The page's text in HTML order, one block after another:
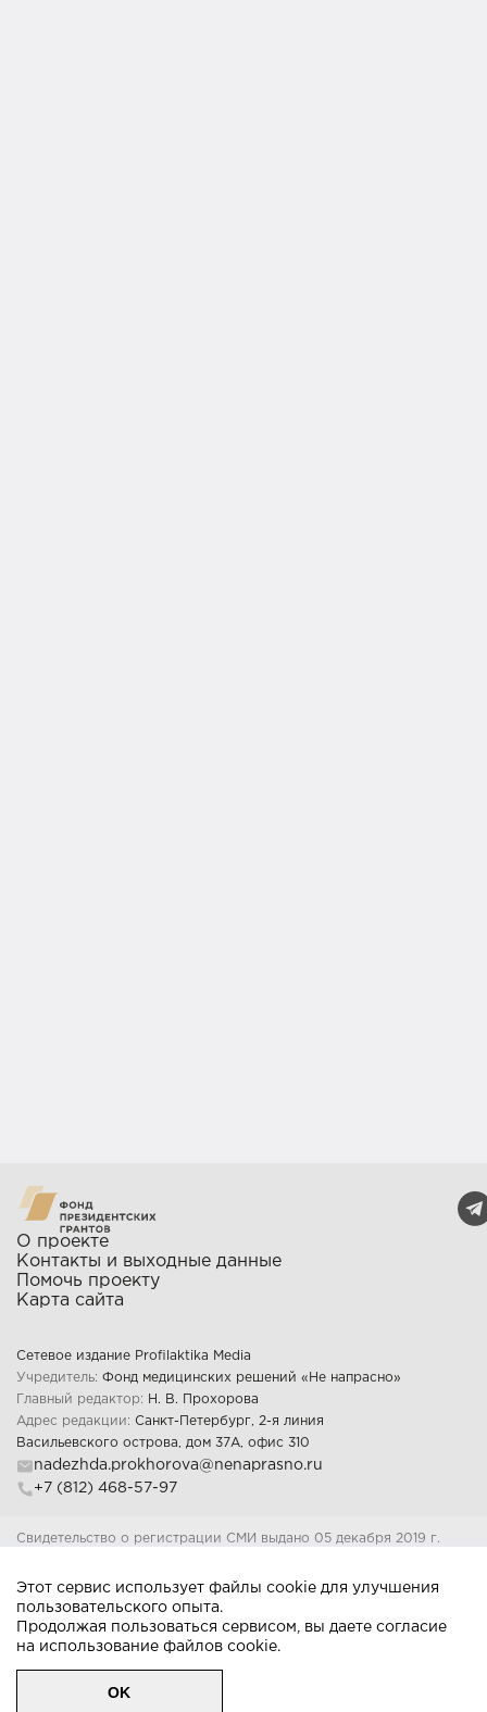
Этот сервис использует файлы cookie для улучшения
пользовательского опыта.
Продолжая пользоваться сервисом, вы даете согласие
на использование файлов cookie.
OK
О проекте
Контакты и выходные данные
Помочь проекту
Карта сайта
Сетевое издание Profilaktika Media
Учредитель: Фонд медицинских решений «Не напрасно»
Главный редактор:
Н. В. Прохорова
Адрес редакции: Санкт-Петербург, 2-я линия
Васильевского острова, дом 37А, офис 310
nadezhda.prokhorova@nenaprasno.ru
+7 (812) 468-57-97
Свидетельство о регистрации СМИ выдано 05 декабря 2019 г.
ФС77-77312
© Всё не напрасно, 2026